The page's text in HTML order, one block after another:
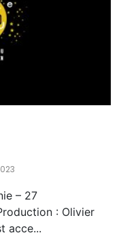
– 27
: Olivier
acce...